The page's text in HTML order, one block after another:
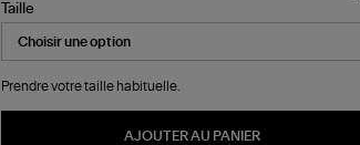
Blacks
Taille
Prendre votre taille habituelle.
AJOUTER AU PANIER